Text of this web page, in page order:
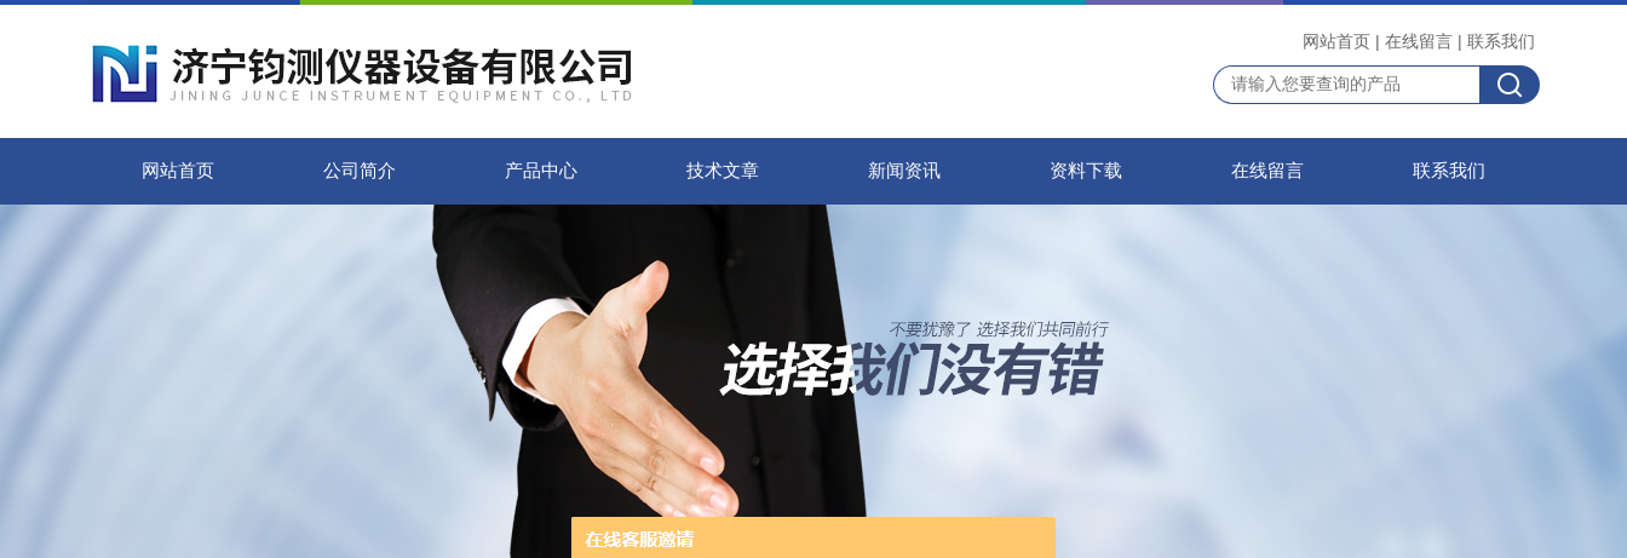
网站首页 | 在线留言 | 联系我们
网站首页 公司简介 产品中心 技术文章 新闻资讯 资料下载 在线留言 联系我们